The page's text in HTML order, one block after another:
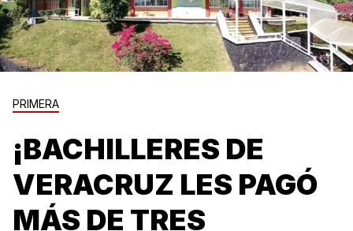
PRIMERA
¡BACHILLERES DE
VERACRUZ LES PAGÓ
MÁS DE TRES